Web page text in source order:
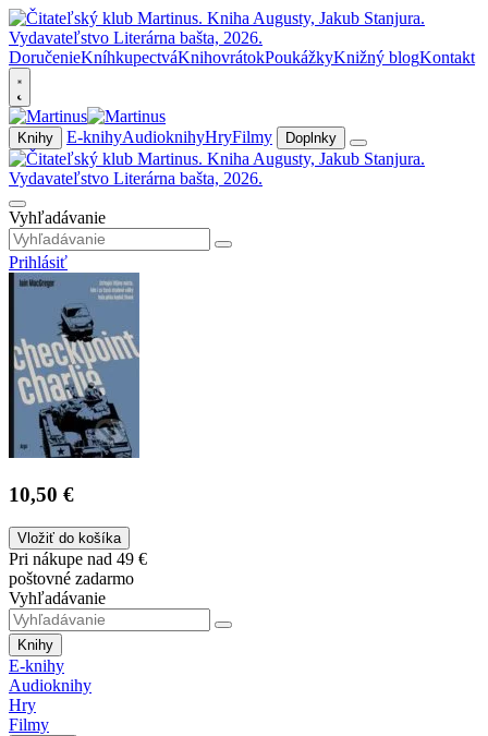
DoručenieKníhkupectváKnihovrátokPoukážkyKnižný blogKontakt
Knihy E-knihyAudioknihyHryFilmy Doplnky
Vyhľadávanie
Prihlásiť
10,50 €
Vložiť do košíka
Pri nákupe nad 49 €
poštovné zadarmo
Vyhľadávanie
Knihy
E-knihy
Audioknihy
Hry
Filmy